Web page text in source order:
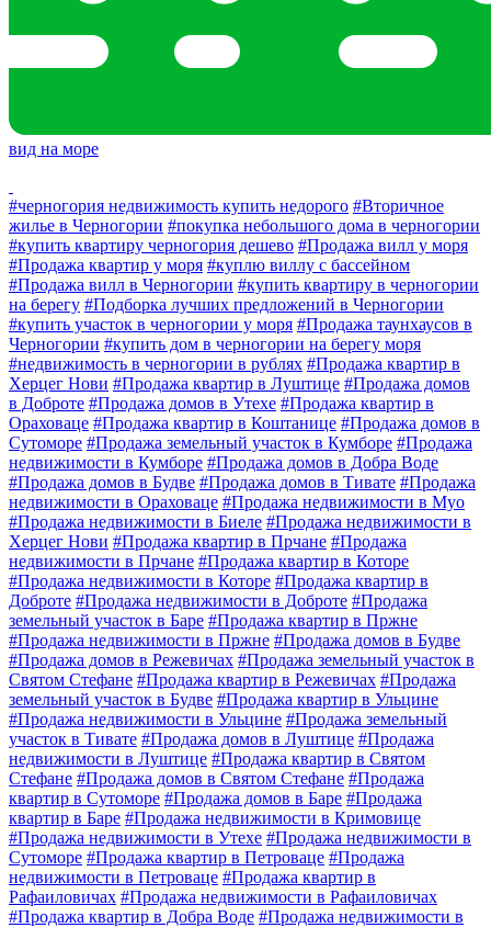
вид на море
#черногория недвижимость купить недорого #Вторичное
жилье в Черногории #покупка небольшого дома в черногории
#купить квартиру черногория дешево #Продажа вилл у моря
#Продажа квартир у моря #куплю виллу с бассейном
#Продажа вилл в Черногории #купить квартиру в черногории
на берегу #Подборка лучших предложений в Черногории
#купить участок в черногории у моря #Продажа таунхаусов в
Черногории #купить дом в черногории на берегу моря
#недвижимость в черногории в рублях #Продажа квартир в
Херцег Нови #Продажа квартир в Луштице #Продажа домов
в Доброте #Продажа домов в Утехе #Продажа квартир в
Ораховаце #Продажа квартир в Коштанице #Продажа домов в
Сутоморе #Продажа земельный участок в Кумборе #Продажа
недвижимости в Кумборе #Продажа домов в Добра Воде
#Продажа домов в Будве #Продажа домов в Тивате #Продажа
недвижимости в Ораховаце #Продажа недвижимости в Муо
#Продажа недвижимости в Биеле #Продажа недвижимости в
Херцег Нови #Продажа квартир в Прчане #Продажа
недвижимости в Прчане #Продажа квартир в Которе
#Продажа недвижимости в Которе #Продажа квартир в
Доброте #Продажа недвижимости в Доброте #Продажа
земельный участок в Баре #Продажа квартир в Пржне
#Продажа недвижимости в Пржне #Продажа домов в Будве
#Продажа домов в Режевичах #Продажа земельный участок в
Святом Стефане #Продажа квартир в Режевичах #Продажа
земельный участок в Будве #Продажа квартир в Ульцине
#Продажа недвижимости в Ульцине #Продажа земельный
участок в Тивате #Продажа домов в Луштице #Продажа
недвижимости в Луштице #Продажа квартир в Святом
Стефане #Продажа домов в Святом Стефане #Продажа
квартир в Сутоморе #Продажа домов в Баре #Продажа
квартир в Баре #Продажа недвижимости в Кримовице
#Продажа недвижимости в Утехе #Продажа недвижимости в
Сутоморе #Продажа квартир в Петроваце #Продажа
недвижимости в Петроваце #Продажа квартир в
Рафаиловичах #Продажа недвижимости в Рафаиловичах
#Продажа квартир в Добра Воде #Продажа недвижимости в